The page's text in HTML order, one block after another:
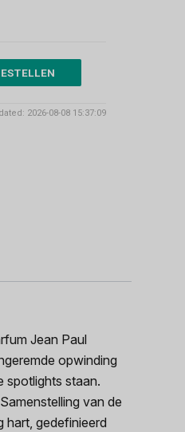
2026-08-08 15:37:09
Jean Paul
opwinding
spotlights staan.
van de
hart, gedefinieerd